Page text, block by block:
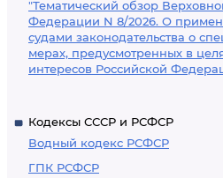
"Тематический обзор
Федерации N 8/2026. О
судами законодательства о
мерах, предусмотренных в
интересов Российской
Кодексы СССР и РСФСР
Водный кодекс РСФСР
ГПК РСФСР